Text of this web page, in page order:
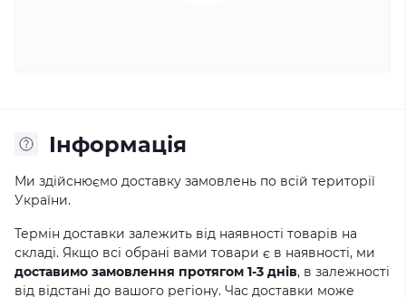
Iнформація
Ми здійснюємо доставку замовлень по всій території
України.
Термін доставки залежить від наявності товарів на
складі. Якщо всі обрані вами товари є в наявності, ми
доставимо замовлення протягом 1-3 днів, в залежності
від відстані до вашого регіону. Час доставки може